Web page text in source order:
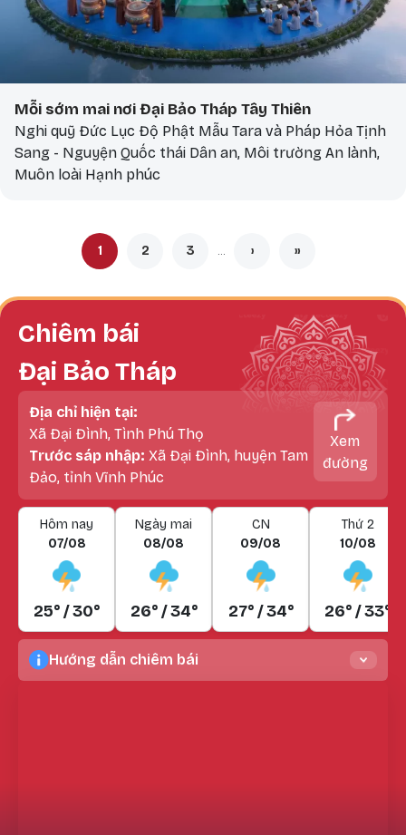
Mỗi sớm mai nơi Đại Bảo Tháp Tây Thiên
Nghi quỹ Đức Lục Độ Phật Mẫu Tara và Pháp Hỏa Tịnh
Sang - Nguyện Quốc thái Dân an, Môi trường An lành,
Muôn loài Hạnh phúc
Pagination Trang hiện thời
1 Trang
2 Trang
3 … Next page
› Last page
»
Chiêm bái
Đại Bảo Tháp
Địa chỉ hiện tại:
Xã Đại Đình, Tình Phú Thọ
Trước sáp nhập: Xã Đại Đình, huyện Tam
Đảo, tỉnh Vĩnh Phúc
Xem
đường
Hôm nay
07/08
25° / 30°
Ngày mai
08/08
26° / 34°
CN
09/08
27° / 34°
Thứ 2
10/08
26° / 33°
Hướng dẫn chiêm bái